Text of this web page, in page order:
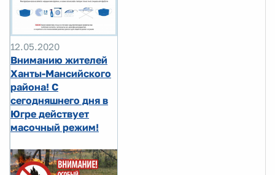
12.05.2020
Вниманию жителей
Ханты-Мансийского
района! С
сегодняшнего дня в
Югре действует
масочный режим!